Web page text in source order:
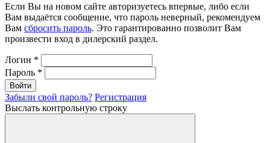
Если Вы на новом сайте авторизуетесь впервые, либо если
Вам выдаётся сообщение, что пароль неверный, рекомендуем
Вам сбросить пароль. Это гарантированно позволит Вам
произвести вход в дилерский раздел.
Логин *
Пароль *
Войти
Забыли свой пароль? Регистрация
Выслать контрольную строку